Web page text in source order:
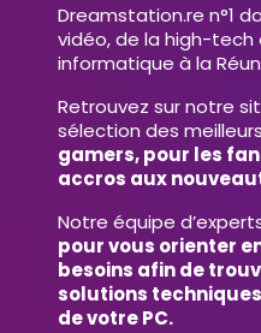
Dreamstation.re n°1
vidéo, de la high-
informatique à la
Retrouvez sur notre
sélection des
gamers, pour les
accros aux
Notre équipe
pour vous orienter
besoins afin de
solutions
de votre PC.